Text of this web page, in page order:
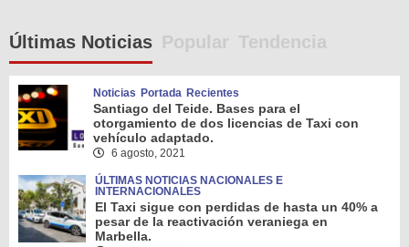
Últimas Noticias Popular Tendencia
Noticias Portada Recientes
Santiago del Teide. Bases para el
otorgamiento de dos licencias de Taxi con
vehículo adaptado.
6 agosto, 2021
ÚLTIMAS NOTICIAS NACIONALES E
INTERNACIONALES
El Taxi sigue con perdidas de hasta un 40% a
pesar de la reactivación veraniega en
Marbella.